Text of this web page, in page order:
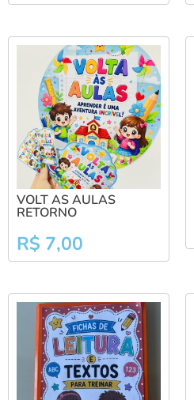
VOLT AS AULAS
RETORNO
R$ 7,00